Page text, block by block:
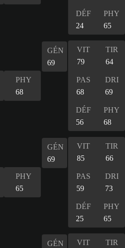
DÉF
24
PHY
65
PHY
68
GÉN
69
VIT
79
TIR
64
PAS
68
DRI
69
DÉF
56
PHY
68
PHY
65
GÉN
69
VIT
85
TIR
66
PAS
59
DRI
73
DÉF
25
PHY
65
GÉN
VIT
TIR